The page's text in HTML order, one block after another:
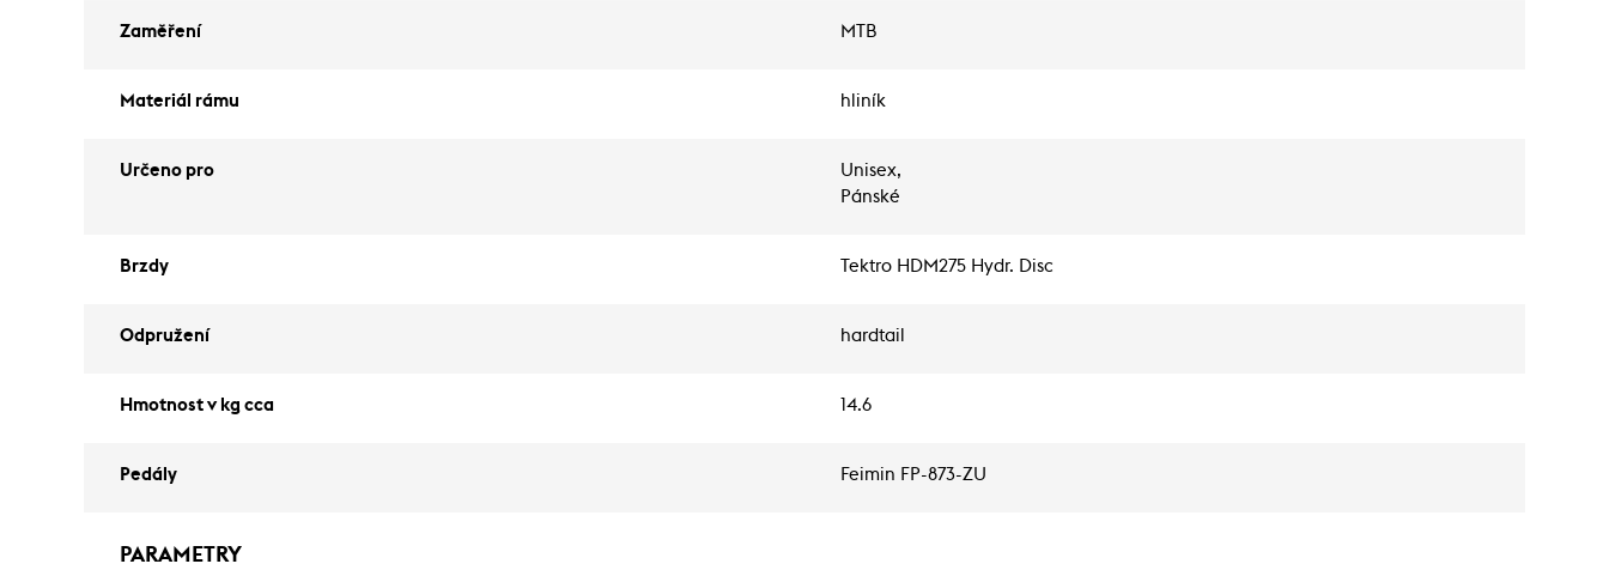
Zaměření MTB
Materiál rámu hliník
Určeno pro
Unisex,
Pánské
Brzdy Tektro HDM275 Hydr. Disc
Odpružení hardtail
Hmotnost v kg cca 14.6
Pedály Feimin FP-873-ZU
PARAMETRY